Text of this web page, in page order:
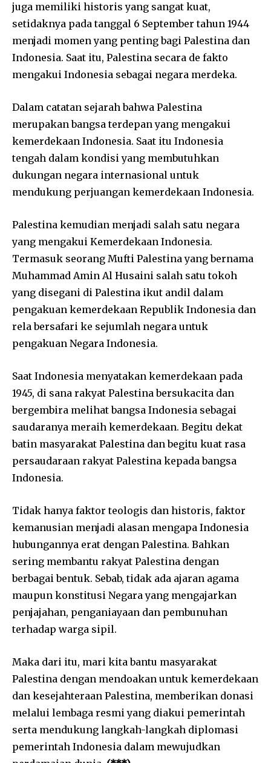
juga memiliki historis yang sangat kuat,
setidaknya pada tanggal 6 September tahun 1944
menjadi momen yang penting bagi Palestina dan
Indonesia. Saat itu, Palestina secara de fakto
mengakui Indonesia sebagai negara merdeka.
Dalam catatan sejarah bahwa Palestina
merupakan bangsa terdepan yang mengakui
kemerdekaan Indonesia. Saat itu Indonesia
tengah dalam kondisi yang membutuhkan
dukungan negara internasional untuk
mendukung perjuangan kemerdekaan Indonesia.
Palestina kemudian menjadi salah satu negara
yang mengakui Kemerdekaan Indonesia.
Termasuk seorang Mufti Palestina yang bernama
Muhammad Amin Al Husaini salah satu tokoh
yang disegani di Palestina ikut andil dalam
pengakuan kemerdekaan Republik Indonesia dan
rela bersafari ke sejumlah negara untuk
pengakuan Negara Indonesia.
Saat Indonesia menyatakan kemerdekaan pada
1945, di sana rakyat Palestina bersukacita dan
bergembira melihat bangsa Indonesia sebagai
saudaranya meraih kemerdekaan. Begitu dekat
batin masyarakat Palestina dan begitu kuat rasa
persaudaraan rakyat Palestina kepada bangsa
Indonesia.
Tidak hanya faktor teologis dan historis, faktor
kemanusian menjadi alasan mengapa Indonesia
hubungannya erat dengan Palestina. Bahkan
sering membantu rakyat Palestina dengan
berbagai bentuk. Sebab, tidak ada ajaran agama
maupun konstitusi Negara yang mengajarkan
penjajahan, penganiayaan dan pembunuhan
terhadap warga sipil.
Maka dari itu, mari kita bantu masyarakat
Palestina dengan mendoakan untuk kemerdekaan
dan kesejahteraan Palestina, memberikan donasi
melalui lembaga resmi yang diakui pemerintah
serta mendukung langkah-langkah diplomasi
pemerintah Indonesia dalam mewujudkan